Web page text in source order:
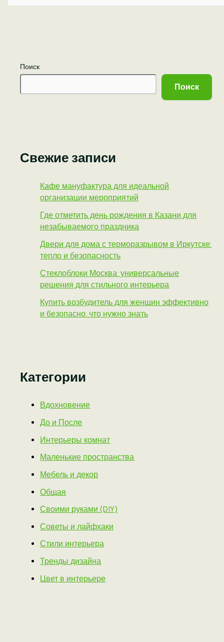
Поиск
Поиск
Свежие записи
Кафе мануфактура для идеальной
организации мероприятий
Где отметить день рождения в Казани для
незабываемого праздника
Двери для дома с терморазрывом в Иркутске:
тепло и безопасность
Стеклоблоки Москва: универсальные
решения для стильного интерьера
Купить возбудитель для женщин эффективно
и безопасно: что нужно знать
Категории
Вдохновение
До и После
Интерьеры комнат
Маленькие пространства
Мебель и декор
Общая
Своими руками (DIY)
Советы и лайфхаки
Стили интерьера
Тренды дизайна
Цвет в интерьере